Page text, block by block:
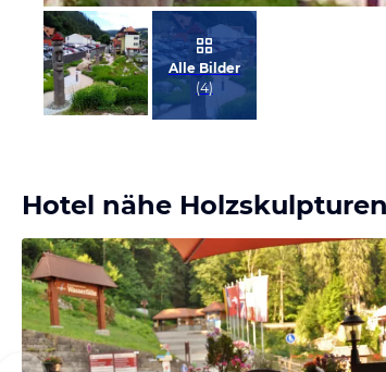
Bild melden
von Steffen
Alle Bilder
(4)
Hotel nähe